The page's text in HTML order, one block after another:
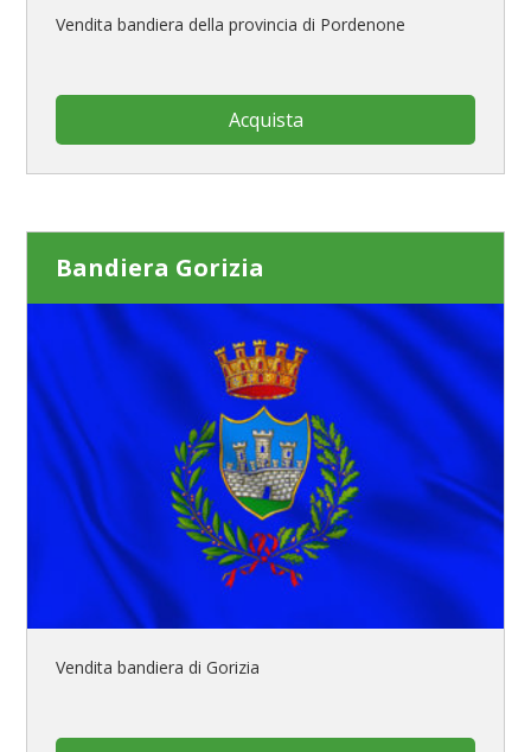
Vendita bandiera della provincia di Pordenone
Acquista
Bandiera Gorizia
Vendita bandiera di Gorizia